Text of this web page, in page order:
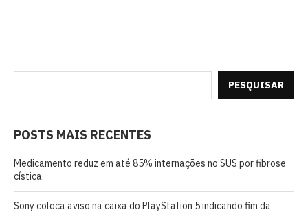
PESQUISAR
POSTS MAIS RECENTES
Medicamento reduz em até 85% internações no SUS por fibrose
cística
Sony coloca aviso na caixa do PlayStation 5 indicando fim da